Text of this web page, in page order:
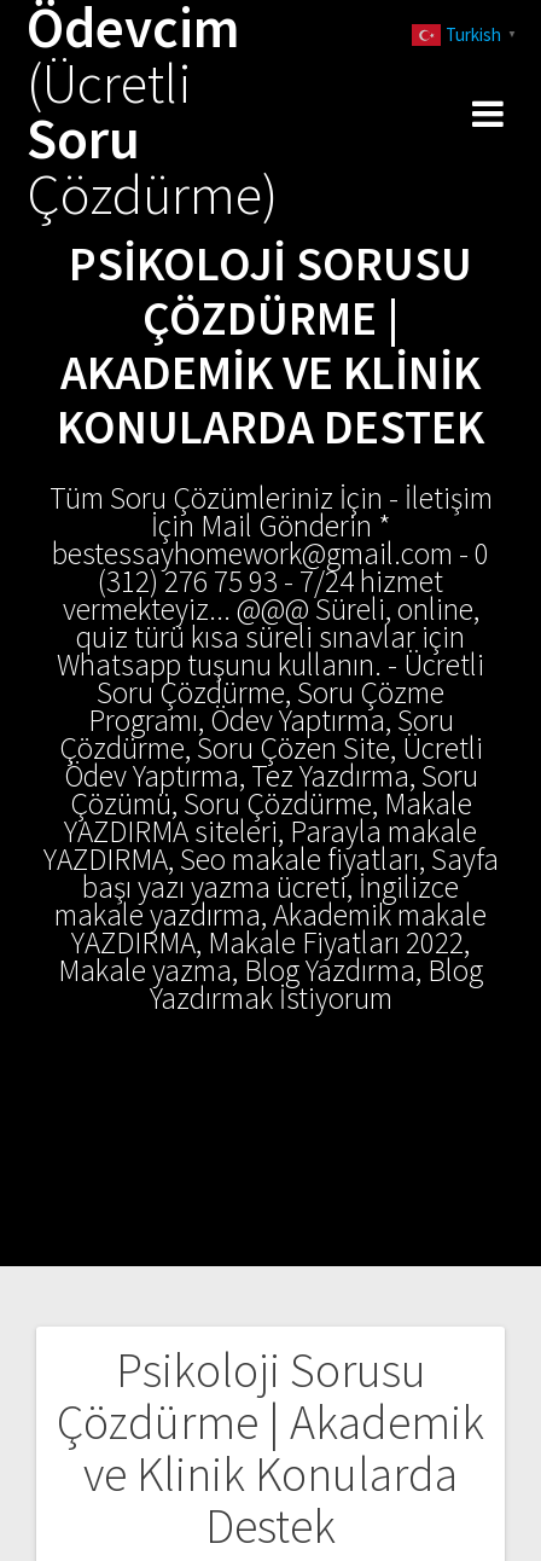
Ödevcim
(Ücretli
Soru
Çözdürme)
PSIKOLOJI SORUSU
ÇÖZDÜRME |
AKADEMIK VE KLINIK
KONULARDA DESTEK
Tüm Soru Çözümleriniz İçin - İletişim
İçin Mail Gönderin *
bestessayhomework@gmail.com - 0
(312) 276 75 93 - 7/24 hizmet
vermekteyiz... @@@ Süreli, online,
quiz türü kısa süreli sınavlar için
Whatsapp tuşunu kullanın. - Ücretli
Soru Çözdürme, Soru Çözme
Programı, Ödev Yaptırma, Soru
Çözdürme, Soru Çözen Site, Ücretli
Ödev Yaptırma, Tez Yazdırma, Soru
Çözümü, Soru Çözdürme, Makale
YAZDIRMA siteleri, Parayla makale
YAZDIRMA, Seo makale fiyatları, Sayfa
başı yazı yazma ücreti, İngilizce
makale yazdırma, Akademik makale
YAZDIRMA, Makale Fiyatları 2022,
Makale yazma, Blog Yazdırma, Blog
Yazdırmak İstiyorum
Psikoloji Sorusu
Çözdürme | Akademik
ve Klinik Konularda
Destek
gezinmesi
Turkish ▼